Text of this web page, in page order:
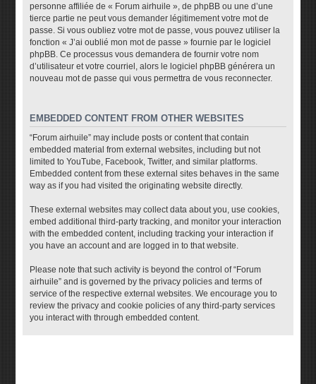
personne affiliée de « Forum airhuile », de phpBB ou une d’une
tierce partie ne peut vous demander légitimement votre mot de
passe. Si vous oubliez votre mot de passe, vous pouvez utiliser la
fonction « J’ai oublié mon mot de passe » fournie par le logiciel
phpBB. Ce processus vous demandera de fournir votre nom
d’utilisateur et votre courriel, alors le logiciel phpBB générera un
nouveau mot de passe qui vous permettra de vous reconnecter.
EMBEDDED CONTENT FROM OTHER WEBSITES
“Forum airhuile” may include posts or content that contain
embedded material from external websites, including but not
limited to YouTube, Facebook, Twitter, and similar platforms.
Embedded content from these external sites behaves in the same
way as if you had visited the originating website directly.
These external websites may collect data about you, use cookies,
embed additional third-party tracking, and monitor your interaction
with the embedded content, including tracking your interaction if
you have an account and are logged in to that website.
Please note that such activity is beyond the control of “Forum
airhuile” and is governed by the privacy policies and terms of
service of the respective external websites. We encourage you to
review the privacy and cookie policies of any third-party services
you interact with through embedded content.